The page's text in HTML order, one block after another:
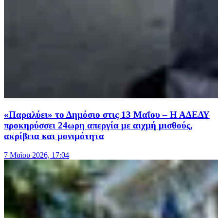
«Παραλύει» το Δημόσιο στις 13 Μαΐου – Η ΑΔΕΔΥ
προκηρύσσει 24ωρη απεργία με αιχμή μισθούς,
ακρίβεια και μονιμότητα
7 Μαΐου 2026, 17:04